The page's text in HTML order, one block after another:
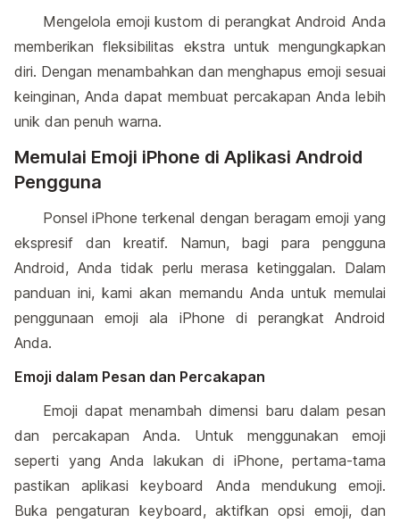
Mengelola emoji kustom di perangkat Android Anda
memberikan fleksibilitas ekstra untuk mengungkapkan
diri. Dengan menambahkan dan menghapus emoji sesuai
keinginan, Anda dapat membuat percakapan Anda lebih
unik dan penuh warna.
Memulai Emoji iPhone di Aplikasi Android
Pengguna
Ponsel iPhone terkenal dengan beragam emoji yang
ekspresif dan kreatif. Namun, bagi para pengguna
Android, Anda tidak perlu merasa ketinggalan. Dalam
panduan ini, kami akan memandu Anda untuk memulai
penggunaan emoji ala iPhone di perangkat Android
Anda.
Emoji dalam Pesan dan Percakapan
Emoji dapat menambah dimensi baru dalam pesan
dan percakapan Anda. Untuk menggunakan emoji
seperti yang Anda lakukan di iPhone, pertama-tama
pastikan aplikasi keyboard Anda mendukung emoji.
Buka pengaturan keyboard, aktifkan opsi emoji, dan